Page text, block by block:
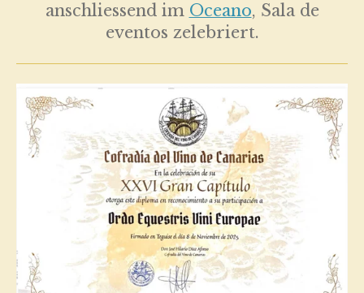
anschliessend im Oceano, Sala de
eventos zelebriert.